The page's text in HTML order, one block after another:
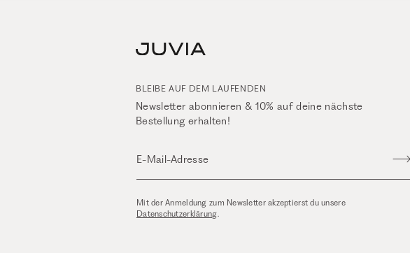
BLEIBE AUF DEM LAUFENDEN
Newsletter abonnieren & 10% auf deine nächste
Bestellung erhalten!
E-Mail-Adresse
Mit der Anmeldung zum Newsletter akzeptierst du unsere
Datenschutzerklärung